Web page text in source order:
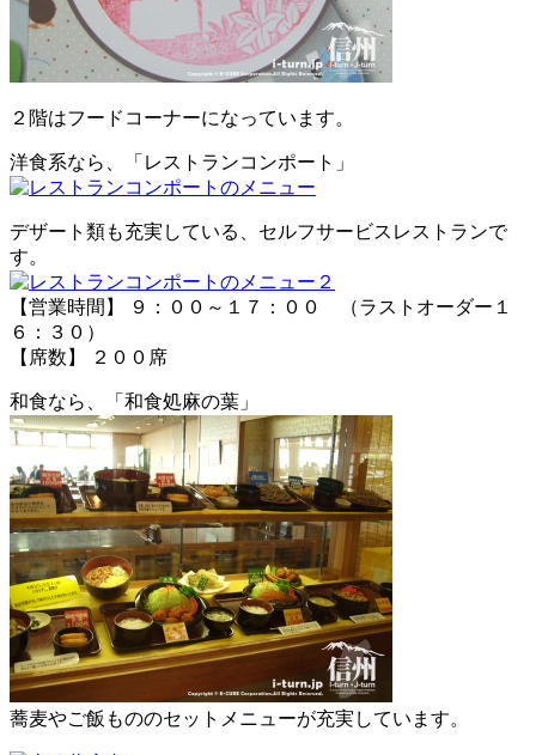
２階はフードコーナーになっています。
洋食系なら、「レストランコンポート」
デザート類も充実している、セルフサービスレストランで
す。
【営業時間】 ９：００～１７：００ （ラストオーダー１
６：３０）
【席数】 ２００席
和食なら、「和食処麻の葉」
蕎麦やご飯もののセットメニューが充実しています。